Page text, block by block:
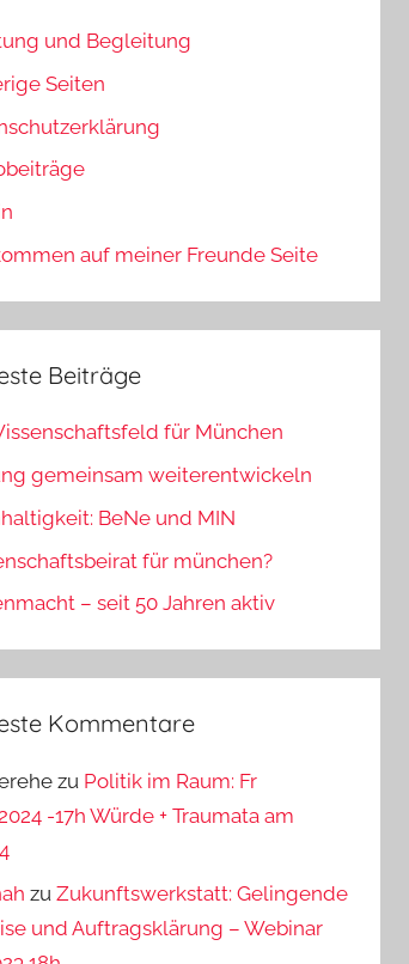
und Begleitung
Seiten
auf meiner Freunde Seite
Beiträge
für München
gemeinsam weiterentwickeln
BeNe und MIN
für münchen?
– seit 50 Jahren aktiv
Kommentare
zu Politik im Raum: Fr
-17h Würde + Traumata am
zuZukunftswerkstatt: Gelingende
und Auftragsklärung – Webinar